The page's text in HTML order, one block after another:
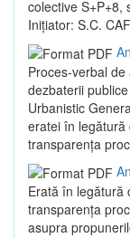
colective S+P+8,
Inițiator: S.C.
Proces-verbal
dezbaterii
Urbanistic
eratei în legătură
transparența
Erată în legătură
transparența
asupra